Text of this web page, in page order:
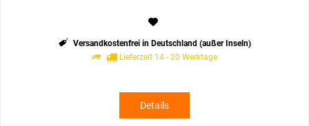
Versandkostenfrei in Deutschland (außer Inseln)
Lieferzeit 14 - 20 Werktage
Details